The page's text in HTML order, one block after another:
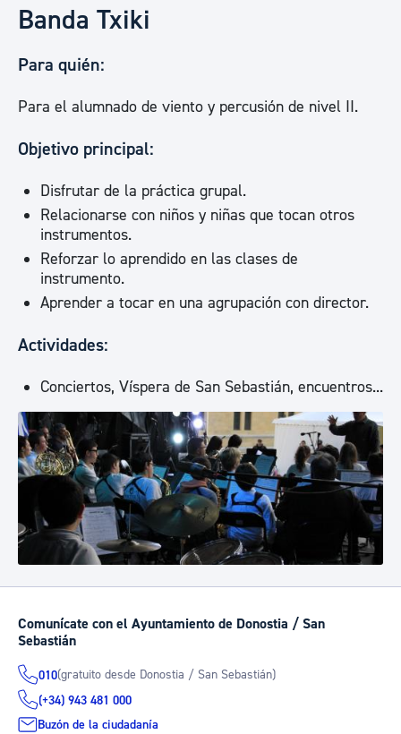
Banda Txiki
Para quién:
Para el alumnado de viento y percusión de nivel II.
Objetivo principal:
Disfrutar de la práctica grupal.
Relacionarse con niños y niñas que tocan otros
instrumentos.
Reforzar lo aprendido en las clases de
instrumento.
Aprender a tocar en una agrupación con director.
Actividades:
Conciertos, Víspera de San Sebastián, encuentros...
Comunícate con el Ayuntamiento de Donostia / San
Sebastián
010(gratuito desde Donostia / San Sebastián)
(+34) 943 481 000
Buzón de la ciudadanía